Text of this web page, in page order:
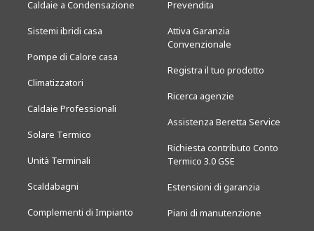
Caldaie a Condensazione
Sistemi ibridi casa
Pompe di Calore casa
Climatizzatori
Caldaie Professionali
Solare Termico
Unità Terminali
Scaldabagni
Complementi di Impianto
Prevendita
Attiva Garanzia
Convenzionale
Registra il tuo prodotto
Ricerca agenzie
Assistenza Beretta Service
Richiesta contributo Conto
Termico 3.0 GSE
Estensioni di garanzia
Piani di manutenzione